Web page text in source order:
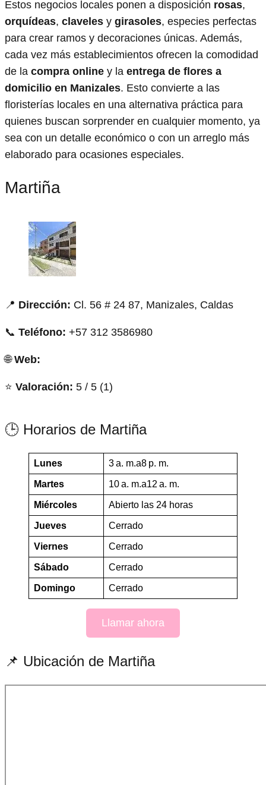
Estos negocios locales ponen a disposición rosas,
orquídeas, claveles y girasoles, especies perfectas
para crear ramos y decoraciones únicas. Además,
cada vez más establecimientos ofrecen la comodidad
de la compra online y la entrega de flores a
domicilio en Manizales. Esto convierte a las
floristerías locales en una alternativa práctica para
quienes buscan sorprender en cualquier momento, ya
sea con un detalle económico o con un arreglo más
elaborado para ocasiones especiales.
Martiña
📍 Dirección: Cl. 56 # 24 87, Manizales, Caldas
📞 Teléfono: +57 312 3586980
🌐Web:
⭐ Valoración: 5 / 5 (1)
🕒 Horarios de Martiña
Lunes 3 a. m.a8 p. m.
Martes 10 a. m.a12 a. m.
Miércoles Abierto las 24 horas
Jueves Cerrado
Viernes Cerrado
Sábado Cerrado
Domingo Cerrado
Llamar ahora
📌 Ubicación de Martiña